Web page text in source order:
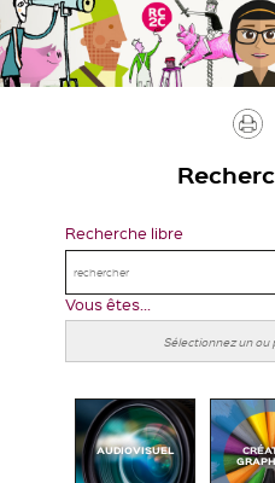
Recherche libre
Vous êtes...
AUDIOVISUEL